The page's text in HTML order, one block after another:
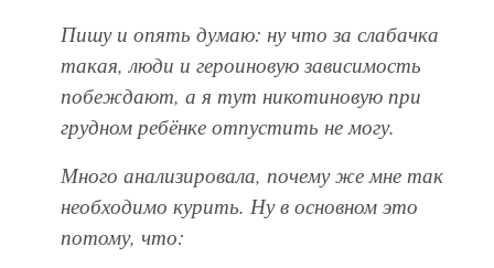
Пишу и опять думаю: ну что за слабачка
такая, люди и героиновую зависимость
побеждают, а я тут никотиновую при
грудном ребёнке отпустить не могу.
Много анализировала, почему же мне так
необходимо курить. Ну в основном это
потому, что: